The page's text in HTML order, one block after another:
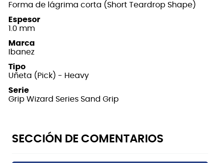
Forma de lágrima corta (Short Teardrop Shape)
Espesor
1.0 mm
Marca
Ibanez
Tipo
Uñeta (Pick) - Heavy
Serie
Grip Wizard Series Sand Grip